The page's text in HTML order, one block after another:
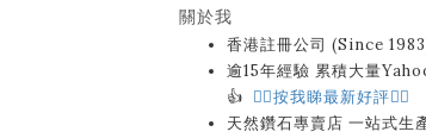
關於我
香港註冊公司 (Since
逾15年經驗 累積大量
👍 👉🏻按我睇最新好評👈🏻
天然鑽石專賣店 一站式生